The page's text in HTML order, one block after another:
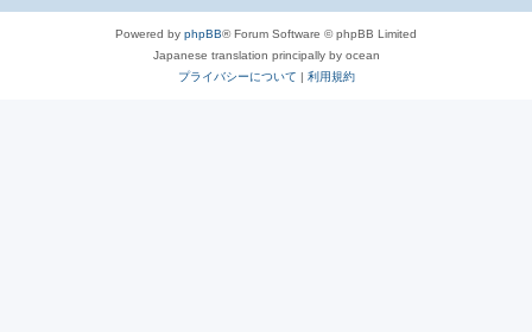
Powered by phpBB® Forum Software © phpBB Limited
Japanese translation principally by ocean
プライバシーについて | 利用規約